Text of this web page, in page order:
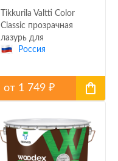
Tikkurila Valtti Color
Classic прозрачная
лазурь для
деревянных фасадов
Россия
от 1 749₽